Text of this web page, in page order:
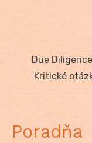
Next
post:
Due
Kritické
Poradňa